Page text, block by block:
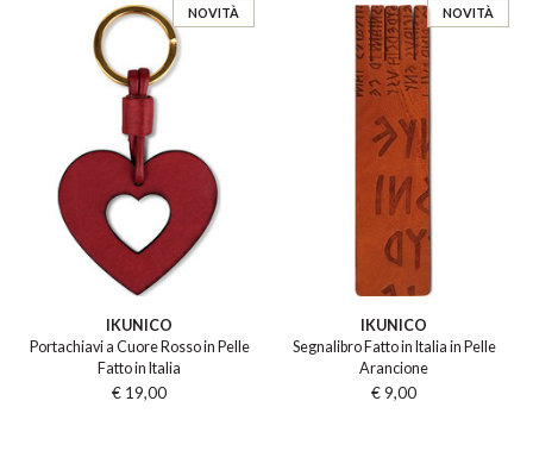
NOVITÀ
IKUNICO
Portachiavi a Cuore Rosso in Pelle
Fatto in Italia
€ 19,00
NOVITÀ
IKUNICO
Segnalibro Fatto in Italia in Pelle
Arancione
€ 9,00